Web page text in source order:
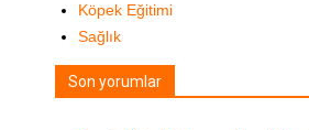
Köpek Eğitimi
Sağlık
Son yorumlar